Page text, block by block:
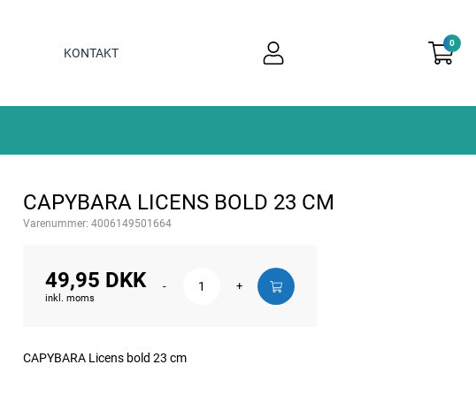
KONTAKT
0
CAPYBARA LICENS BOLD 23 CM
Varenummer: 4006149501664
49,95 DKK
inkl. moms
- +
CAPYBARA Licens bold 23 cm